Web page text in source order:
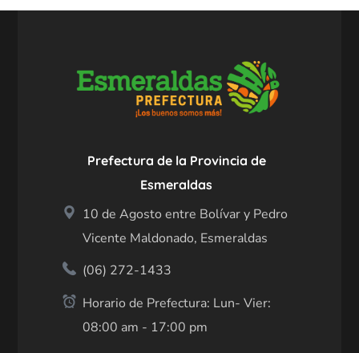
Prefectura de la Provincia de
Esmeraldas
10 de Agosto entre Bolívar y Pedro
Vicente Maldonado, Esmeraldas
(06) 272-1433
Horario de Prefectura: Lun- Vier:
08:00 am - 17:00 pm